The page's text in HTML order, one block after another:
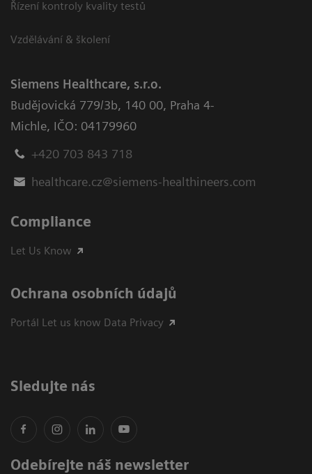
Řízení kontroly kvality testů
Vzdělávání & školení
Siemens Healthcare, s.r.o.
Budějovická 779/3b, 140 00, Praha 4-
Michle, IČO: 04179960
+420 703 843 718
healthcare.cz@siemens-healthineers.com
Compliance
Let Us Know
Ochrana osobních údajů
Portál Let us know Data Privacy
Sledujte nás
Odebírejte náš newsletter